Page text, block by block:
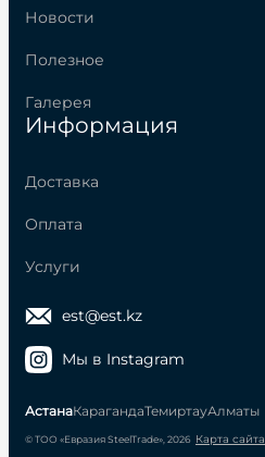
Новости
Полезное
Галерея
Информация
Доставка
Оплата
Услуги
est@est.kz
Мы в Instagram
АстанаКарагандаТемиртауАлматы
© ТОО «Евразия SteelTrade», 2026 Карта сайта